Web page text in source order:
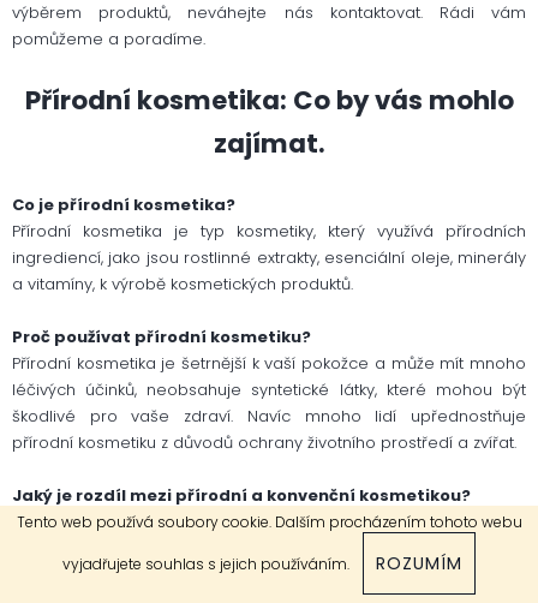
Tento web používá soubory cookie. Dalším procházením tohoto webu
vyjadřujete souhlas s jejich používáním. ROZUMÍM
výběrem produktů, neváhejte nás kontaktovat. Rádi vám
pomůžeme a poradíme.
Přírodní kosmetika: Co by vás mohlo
zajímat.
Co je přírodní kosmetika?
Přírodní kosmetika je typ kosmetiky, který využívá přírodních
ingrediencí, jako jsou rostlinné extrakty, esenciální oleje, minerály
a vitamíny, k výrobě kosmetických produktů.
Proč používat přírodní kosmetiku?
Přírodní kosmetika je šetrnější k vaší pokožce a může mít mnoho
léčivých účinků, neobsahuje syntetické látky, které mohou být
škodlivé pro vaše zdraví. Navíc mnoho lidí upřednostňuje
přírodní kosmetiku z důvodů ochrany životního prostředí a zvířat.
Jaký je rozdíl mezi přírodní a konvenční kosmetikou?
Konvenční kosmetika může obsahovat chemické látky, jako jsou
parabeny, ftaláty, sulfáty a další syntetické složky, zatímco
přírodní kosmetika využívá pouze přírodních ingrediencí. Přírodní